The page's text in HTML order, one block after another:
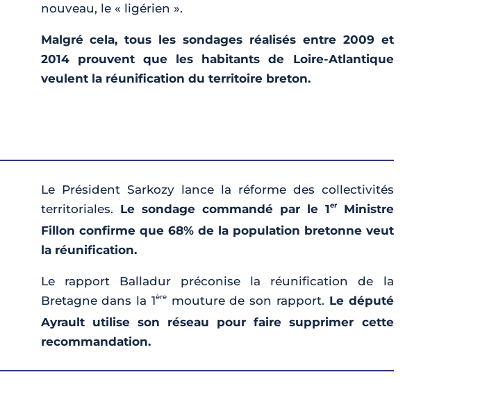
nouveau, le « ligérien ».
Malgré cela, tous les sondages réalisés entre 2009 et
2014 prouvent que les habitants de Loire-Atlantique
veulent la réunification du territoire breton.
Le Président Sarkozy lance la réforme des collectivités
territoriales. Le sondage commandé par le 1erMinistre
Fillon confirme que 68% de la population bretonne veut
la réunification.
Le rapport Balladur préconise la réunification de la
Bretagne dans la 1èremouture de son rapport. Le député
Ayrault utilise son réseau pour faire supprimer cette
recommandation.